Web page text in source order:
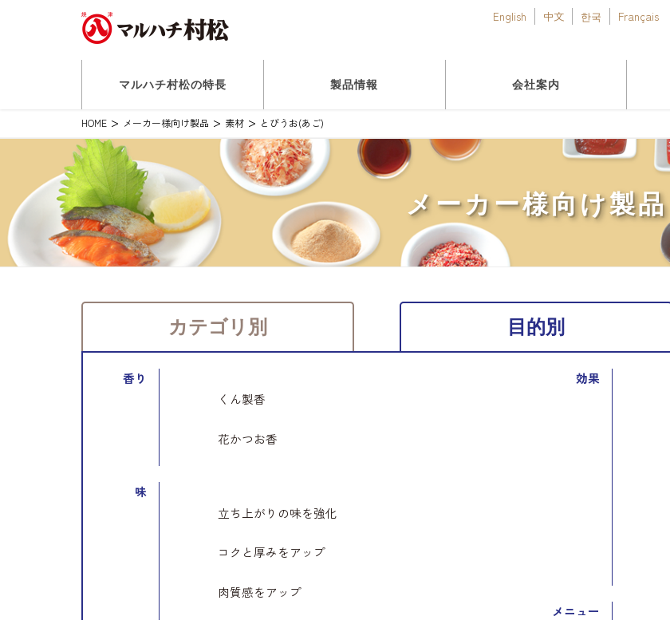
English 中文 한국 Français
マルハチ村松の特長 製品情報 会社案内
HOME メーカー様向け製品 素材 とびうお(あご)
メーカー様向け製品
カテゴリ別 目的別
香り
くん製香
花かつお香
味
立ち上がりの味を強化
コクと厚みをアップ
肉質感をアップ
効果
メニュー